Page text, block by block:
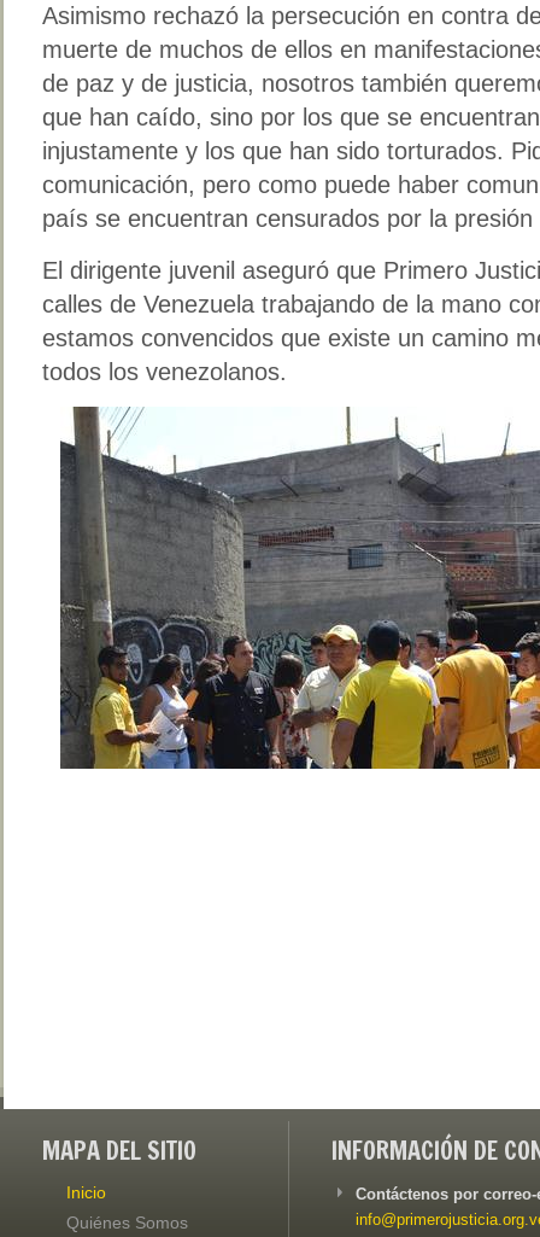
Asimismo rechazó la persecución en contra
muerte de muchos de ellos en
de paz y de justicia, nosotros también
que han caído, sino por los que se
injustamente y los que han sido torturados.
comunicación, pero como puede haber
país se encuentran censurados por la presión
El dirigente juvenil aseguró que Primero
calles de Venezuela trabajando de la mano
estamos convencidos que existe un camino
todos los venezolanos.
MAPA DEL SITIO
Inicio
Quiénes Somos
INFORMACIÓN DE
Contáctenos por